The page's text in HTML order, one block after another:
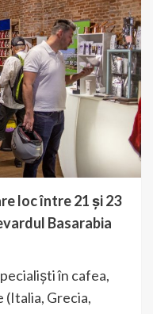
loc între 21 și 23
Basarabia
în cafea,
(Italia, Grecia,